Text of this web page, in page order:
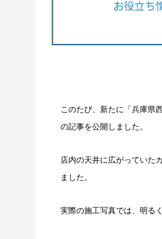
このたび、新たに「兵庫県
の記事を公開しました。
店内の天井に広がっていた
ました。
実際の施工写真では、明る